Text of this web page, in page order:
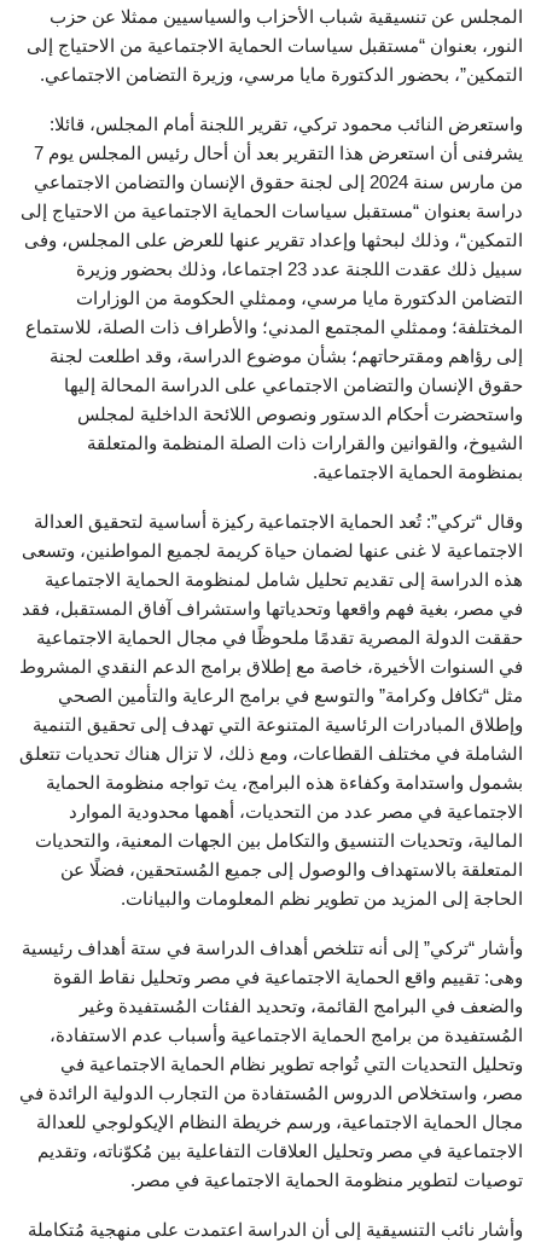
المجلس عن تنسيقية شباب الأحزاب والسياسيين ممثلا عن حزب
النور، بعنوان “مستقبل سياسات الحماية الاجتماعية من الاحتياج إلى
التمكين”، بحضور الدكتورة مايا مرسي، وزيرة التضامن الاجتماعي.
واستعرض النائب محمود تركي، تقرير اللجنة أمام المجلس، قائلا:
يشرفنى أن استعرض هذا التقرير بعد أن أحال رئيس المجلس يوم 7
من مارس سنة 2024 إلى لجنة حقوق الإنسان والتضامن الاجتماعي
دراسة بعنوان “مستقبل سياسات الحماية الاجتماعية من الاحتياج إلى
التمكين“، وذلك لبحثها وإعداد تقرير عنها للعرض على المجلس، وفى
سبيل ذلك عقدت اللجنة عدد 23 اجتماعا، وذلك بحضور وزيرة
التضامن الدكتورة مايا مرسي، وممثلي الحكومة من الوزارات
المختلفة؛ وممثلي المجتمع المدني؛ والأطراف ذات الصلة، للاستماع
إلى رؤاهم ومقترحاتهم؛ بشأن موضوع الدراسة، وقد اطلعت لجنة
حقوق الإنسان والتضامن الاجتماعي على الدراسة المحالة إليها
واستحضرت أحكام الدستور ونصوص اللائحة الداخلية لمجلس
الشيوخ، والقوانين والقرارات ذات الصلة المنظمة والمتعلقة
بمنظومة الحماية الاجتماعية.
وقال “تركي”: تُعد الحماية الاجتماعية ركيزة أساسية لتحقيق العدالة
الاجتماعية لا غنى عنها لضمان حياة كريمة لجميع المواطنين، وتسعى
هذه الدراسة إلى تقديم تحليل شامل لمنظومة الحماية الاجتماعية
في مصر، بغية فهم واقعها وتحدياتها واستشراف آفاق المستقبل، فقد
حققت الدولة المصرية تقدمًا ملحوظًا في مجال الحماية الاجتماعية
في السنوات الأخيرة، خاصة مع إطلاق برامج الدعم النقدي المشروط
مثل “تكافل وكرامة” والتوسع في برامج الرعاية والتأمين الصحي
وإطلاق المبادرات الرئاسية المتنوعة التي تهدف إلى تحقيق التنمية
الشاملة في مختلف القطاعات، ومع ذلك، لا تزال هناك تحديات تتعلق
بشمول واستدامة وكفاءة هذه البرامج، يث تواجه منظومة الحماية
الاجتماعية في مصر عدد من التحديات، أهمها محدودية الموارد
المالية، وتحديات التنسيق والتكامل بين الجهات المعنية، والتحديات
المتعلقة بالاستهداف والوصول إلى جميع المُستحقين، فضلًا عن
الحاجة إلى المزيد من تطوير نظم المعلومات والبيانات.
وأشار “تركي” إلى أنه تتلخص أهداف الدراسة في ستة أهداف رئيسية
وهى: تقييم واقع الحماية الاجتماعية في مصر وتحليل نقاط القوة
والضعف في البرامج القائمة، وتحديد الفئات المُستفيدة وغير
المُستفيدة من برامج الحماية الاجتماعية وأسباب عدم الاستفادة،
وتحليل التحديات التي تُواجه تطوير نظام الحماية الاجتماعية في
مصر، واستخلاص الدروس المُستفادة من التجارب الدولية الرائدة في
مجال الحماية الاجتماعية، ورسم خريطة النظام الإيكولوجي للعدالة
الاجتماعية في مصر وتحليل العلاقات التفاعلية بين مُكوّناته، وتقديم
توصيات لتطوير منظومة الحماية الاجتماعية في مصر.
وأشار نائب التنسيقية إلى أن الدراسة اعتمدت على منهجية مُتكاملة